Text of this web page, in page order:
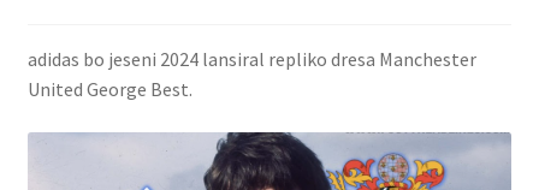
adidas bo jeseni 2024 lansiral repliko dresa Manchester
United George Best.